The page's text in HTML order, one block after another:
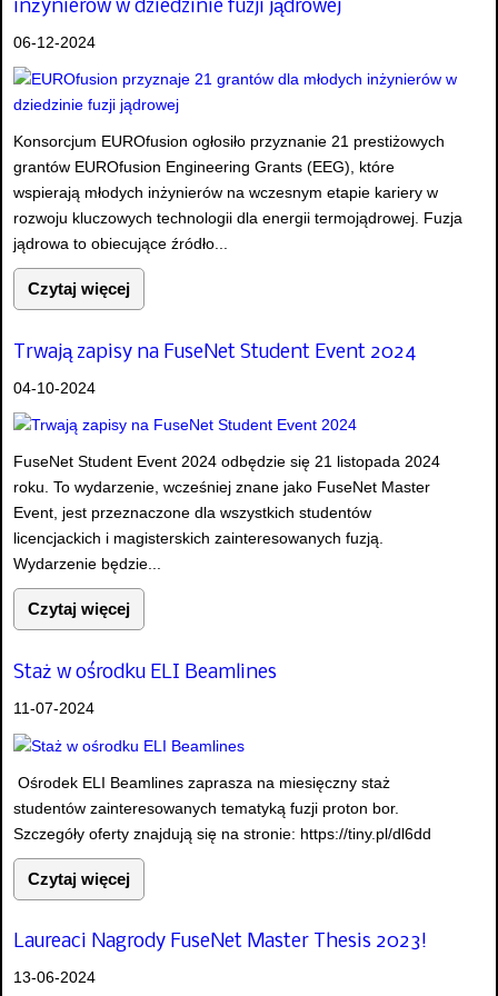
inżynierów w dziedzinie fuzji jądrowej
06-12-2024
Konsorcjum EUROfusion ogłosiło przyznanie 21 prestiżowych
grantów EUROfusion Engineering Grants (EEG), które
wspierają młodych inżynierów na wczesnym etapie kariery w
rozwoju kluczowych technologii dla energii termojądrowej. Fuzja
jądrowa to obiecujące źródło...
Czytaj więcej
Trwają zapisy na FuseNet Student Event 2024
04-10-2024
FuseNet Student Event 2024 odbędzie się 21 listopada 2024
roku. To wydarzenie, wcześniej znane jako FuseNet Master
Event, jest przeznaczone dla wszystkich studentów
licencjackich i magisterskich zainteresowanych fuzją.
Wydarzenie będzie...
Czytaj więcej
Staż w ośrodku ELI Beamlines
11-07-2024
Ośrodek ELI Beamlines zaprasza na miesięczny staż
studentów zainteresowanych tematyką fuzji proton bor.
Szczegóły oferty znajdują się na stronie: https://tiny.pl/dl6dd
Czytaj więcej
Laureaci Nagrody FuseNet Master Thesis 2023!
13-06-2024